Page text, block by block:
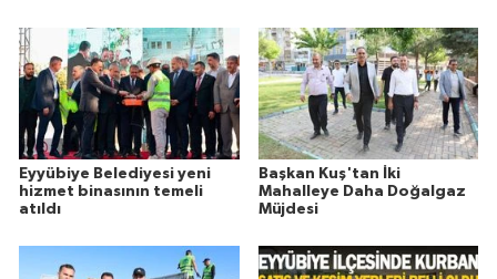
Eyyübiye Belediyesi yeni
hizmet binasının temeli
atıldı
Başkan Kuş'tan İki
Mahalleye Daha Doğalgaz
Müjdesi